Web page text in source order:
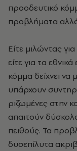
προοδευτικό
προβλήματα αλλά
Είτε μιλώντας
είτε για τα
κόμμα δείχνει να
υπάρχουν
ριζωμένες στην
απαιτούν
πειθούς. Τα
δυσεπίλυτα